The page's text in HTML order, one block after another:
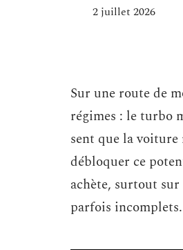
2 juillet 2026
Sur une route de
régimes : le turbo
sent que la
débloquer ce
achète, surtout sur
parfois incomplets.